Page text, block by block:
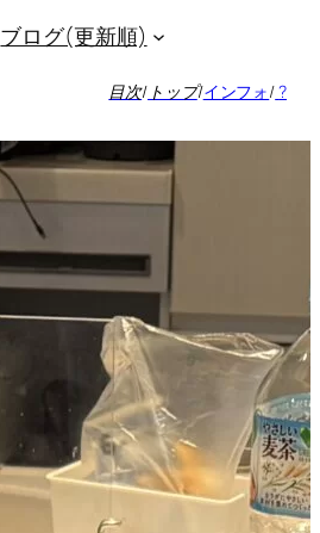
ブログ(更新順)
目次/ トップ/インフォ/?